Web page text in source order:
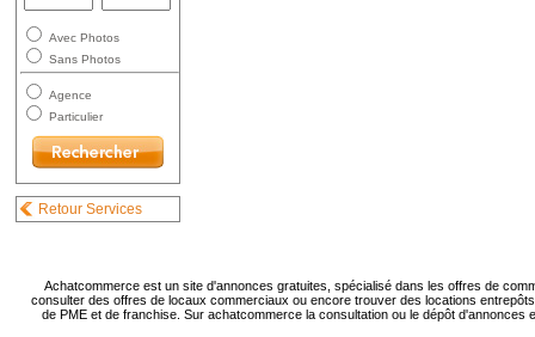
Avec Photos
Sans Photos
Agence
Particulier
Retour Services
Achatcommerce est un site d'annonces gratuites, spécialisé dans les offres de
consulter des offres de locaux commerciaux ou encore trouver des locations
de PME et de franchise. Sur achatcommerce la consultation ou le dépôt